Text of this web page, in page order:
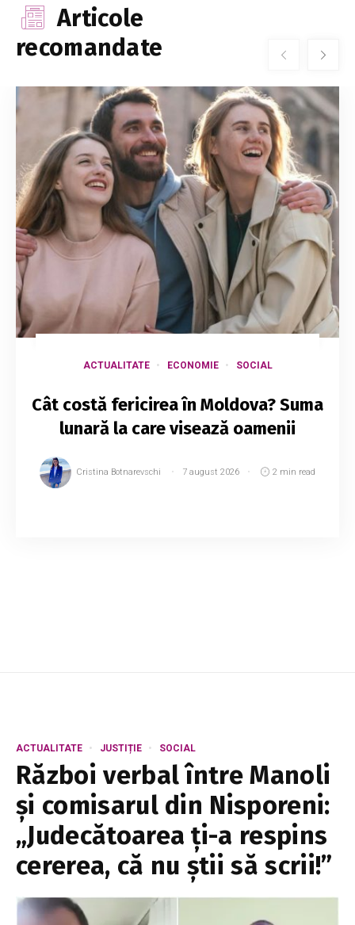
Articole
recomandate
ACTUALITATE ECONOMIE SOCIAL
Cât costă fericirea în Moldova? Suma
lunară la care visează oamenii
Cristina Botnarevschi 7 august 2026 2 min read
ACTUALITATE JUSTIȚIE SOCIAL
Război verbal între Manoli
și comisarul din Nisporeni:
„Judecătoarea ți-a respins
cererea, că nu știi să scrii!”